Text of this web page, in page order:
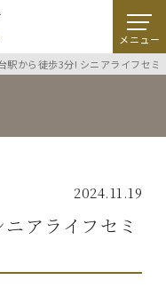
メニュー
駅から徒歩3分! シニアライフセミ
2024.11.19
アライフセミ